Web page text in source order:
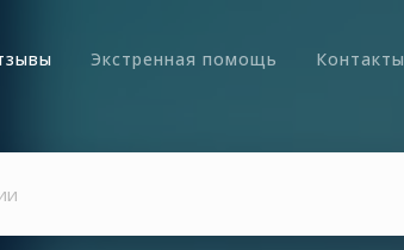
Экстренная помощь Контакты